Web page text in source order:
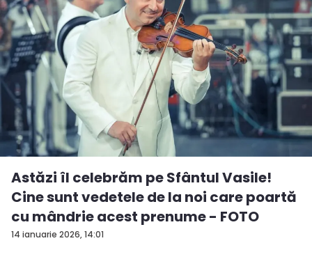
14 ianuarie 2026, 14:01
Astăzi îl celebrăm pe Sfântul Vasile!
Cine sunt vedetele de la noi care poartă
cu mândrie acest prenume - FOTO